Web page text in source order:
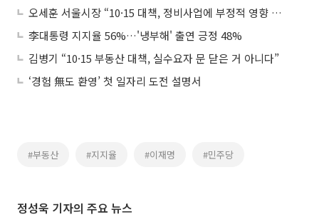
오세훈 서울시장 “10·15 대책, 정비사업에 부정적 영향 우려”
李대통령 지지율 56%…'냉부해' 출연 긍정 48%
김병기 “10·15 부동산 대책, 실수요자 문 닫은 거 아니다”
‘경험 無도 환영’ 첫 일자리 도전 설명서
#부동산 #지지율 #이재명 #민주당
정성욱 기자의 주요 뉴스